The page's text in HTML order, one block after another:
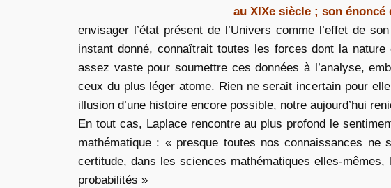
au XIXe siècle ; son
envisager l’état présent de l’Univers comme l’effet de
instant donné, connaîtrait toutes les forces dont la
assez vaste pour soumettre ces données à l’analyse,
ceux du plus léger atome. Rien ne serait incertain pour
illusion d’une histoire encore possible, notre aujourd’hui
En tout cas, Laplace rencontre au plus profond le
mathématique : « presque toutes nos connaissances
certitude, dans les sciences mathématiques elles-
probabilités »